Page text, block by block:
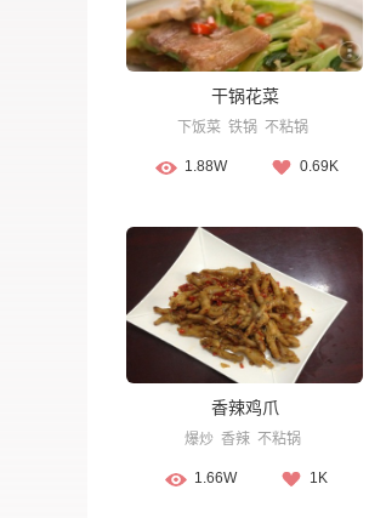
干锅花菜
下饭菜 铁锅 不粘锅
1.88W 0.69K
香辣鸡爪
爆炒 香辣 不粘锅
1.66W 1K